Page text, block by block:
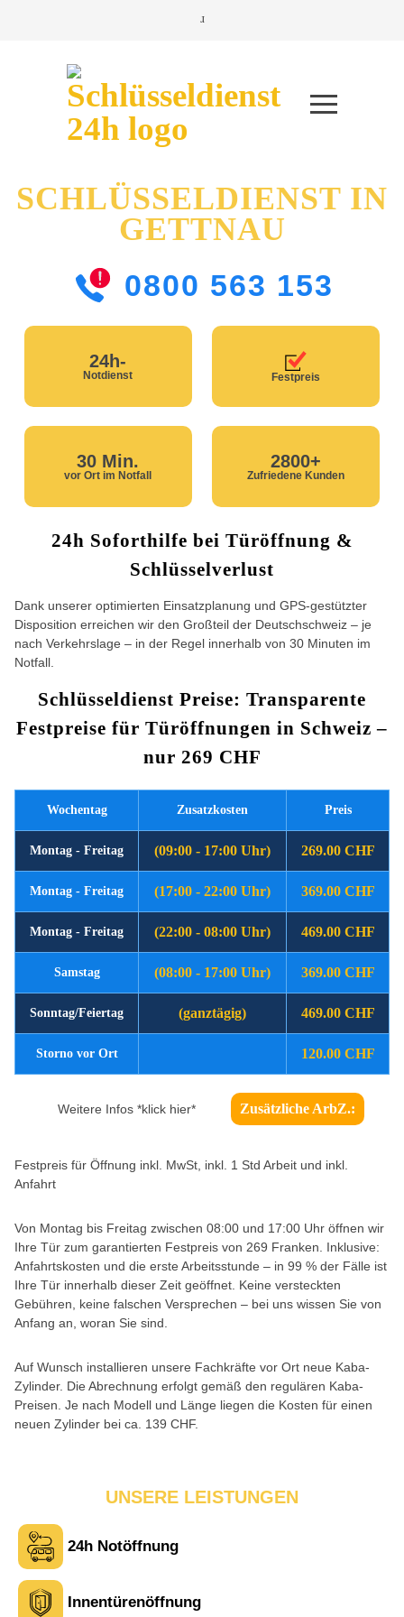
SCHLÜSSELDIENST IN
GETTNAU
0800 563 153
24h-
Notdienst Festpreis
30 Min.
vor Ort im Notfall
2800+
Zufriedene Kunden
24h Soforthilfe bei Türöffnung &
Schlüsselverlust
Dank unserer optimierten Einsatzplanung und GPS-gestützter
Disposition erreichen wir den Großteil der Deutschschweiz – je
nach Verkehrslage – in der Regel innerhalb von 30 Minuten im
Notfall.
Schlüsseldienst Preise: Transparente
Festpreise für Türöffnungen in Schweiz –
nur 269 CHF
Wochentag Zusatzkosten Preis
Montag - Freitag (09:00 - 17:00 Uhr) 269.00 CHF
Montag - Freitag (17:00 - 22:00 Uhr) 369.00 CHF
Montag - Freitag (22:00 - 08:00 Uhr) 469.00 CHF
Samstag (08:00 - 17:00 Uhr) 369.00 CHF
Sonntag/Feiertag (ganztägig) 469.00 CHF
Storno vor Ort 120.00 CHF
Weitere Infos *klick hier* Zusätzliche ArbZ.:
Festpreis für Öffnung inkl. MwSt, inkl. 1 Std Arbeit und inkl.
Anfahrt
Von Montag bis Freitag zwischen 08:00 und 17:00 Uhr öffnen wir
Ihre Tür zum garantierten Festpreis von 269 Franken. Inklusive:
Anfahrtskosten und die erste Arbeitsstunde – in 99 % der Fälle ist
Ihre Tür innerhalb dieser Zeit geöffnet. Keine versteckten
Gebühren, keine falschen Versprechen – bei uns wissen Sie von
Anfang an, woran Sie sind.
Auf Wunsch installieren unsere Fachkräfte vor Ort neue Kaba-
Zylinder. Die Abrechnung erfolgt gemäß den regulären Kaba-
Preisen. Je nach Modell und Länge liegen die Kosten für einen
neuen Zylinder bei ca. 139 CHF.
UNSERE LEISTUNGEN
24h Notöffnung
Innentürenöffnung